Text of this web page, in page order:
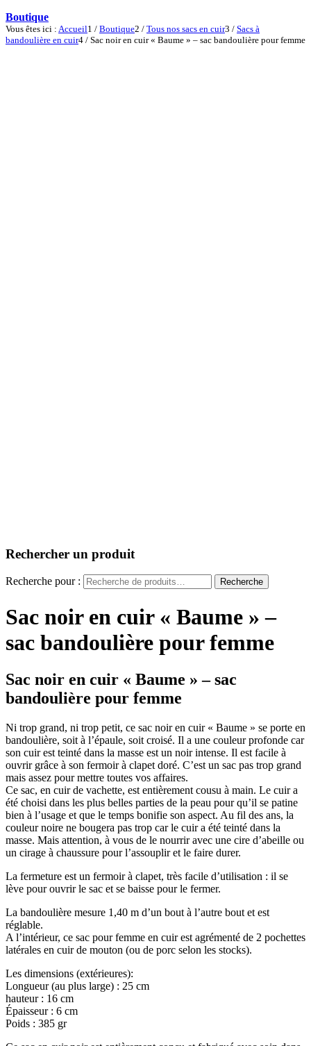
Boutique
Vous êtes ici : Accueil1 / Boutique2 / Tous nos sacs en cuir3 / Sacs à
bandoulière en cuir4 / Sac noir en cuir « Baume » – sac bandoulière pour femme
Rechercher un produit
Recherche pour : Recherche
Sac noir en cuir « Baume » –
sac bandoulière pour femme
Sac noir en cuir « Baume » – sac
bandoulière pour femme
Ni trop grand, ni trop petit, ce sac noir en cuir « Baume » se porte en
bandoulière, soit à l’épaule, soit croisé. Il a une couleur profonde car
son cuir est teinté dans la masse est un noir intense. Il est facile à
ouvrir grâce à son fermoir à clapet doré. C’est un sac pas trop grand
mais assez pour mettre toutes vos affaires.
Ce sac, en cuir de vachette, est entièrement cousu à main. Le cuir a
été choisi dans les plus belles parties de la peau pour qu’il se patine
bien à l’usage et que le temps bonifie son aspect. Au fil des ans, la
couleur noire ne bougera pas trop car le cuir a été teinté dans la
masse. Mais attention, à vous de le nourrir avec une cire d’abeille ou
un cirage à chaussure pour l’assouplir et le faire durer.
La fermeture est un fermoir à clapet, très facile d’utilisation : il se
lève pour ouvrir le sac et se baisse pour le fermer.
La bandoulière mesure 1,40 m d’un bout à l’autre bout et est
réglable.
A l’intérieur, ce sac pour femme en cuir est agrémenté de 2 pochettes
latérales en cuir de mouton (ou de porc selon les stocks).
Les dimensions (extérieures):
Longueur (au plus large) : 25 cm
hauteur : 16 cm
Épaisseur : 6 cm
Poids : 385 gr